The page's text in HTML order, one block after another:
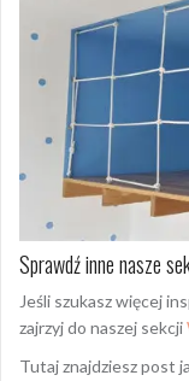
Sprawdź inne nasze
Jeśli szukasz więcej
zajrzyj do naszej sekcji
Tutaj znajdziesz post